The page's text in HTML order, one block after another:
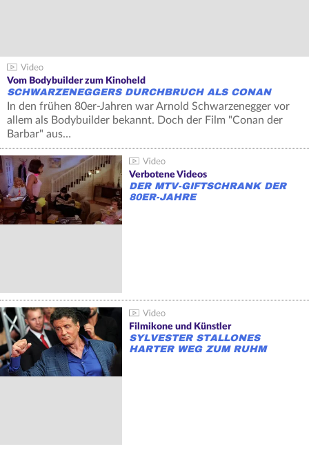
Vom Bodybuilder zum Kinoheld
SCHWARZENEGGERS DURCHBRUCH ALS CONAN
In den frühen 80er-Jahren war Arnold Schwarzenegger vor
allem als Bodybuilder bekannt. Doch der Film "Conan der
Barbar" aus…
Verbotene Videos
DER MTV-GIFTSCHRANK DER
80ER-JAHRE
Filmikone und Künstler
SYLVESTER STALLONES
HARTER WEG ZUM RUHM